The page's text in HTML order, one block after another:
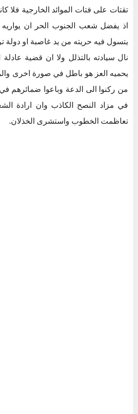
تقتات على فتات الموائد الخارجية فلا
اذ يفضل شعب الجنوب الحر ان
يتسول فيه حريته من يد غاصبة او دولة
نال سيادته بالتذلل ولا ان قضية
يحميه العز هو باطل في صورة اخرى
من ركنوا الى الدعة وباعوا ضمائرهم
في مزاد النصح الكاذب وان ارادة
تعاظمت الخطوب واستشرى الخذلان.